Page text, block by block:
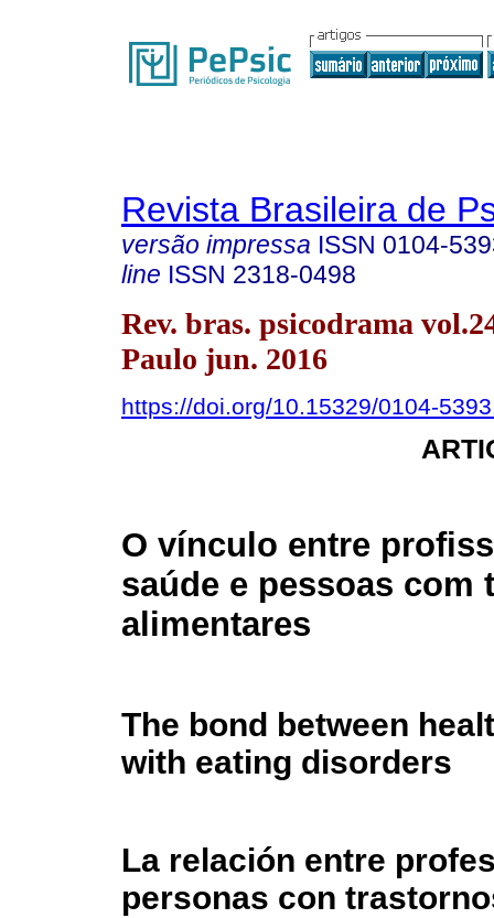
Revista Brasileira de
versão impressa ISSN 0104-
line ISSN 2318-0498
Rev. bras. psicodrama
Paulo jun. 2016
https://doi.org/10.15329/0104-
O vínculo entre
saúde e pessoas com
alimentares
The bond between
with eating disorders
La relación entre
personas con